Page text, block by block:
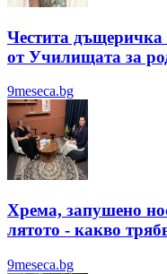
Честита дъщеричка
от Училищата за
9meseca.bg
Хрема, запушено
лятотo - какво
9meseca.bg